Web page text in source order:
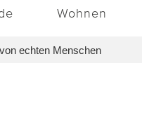
Wohnen
echten Menschen